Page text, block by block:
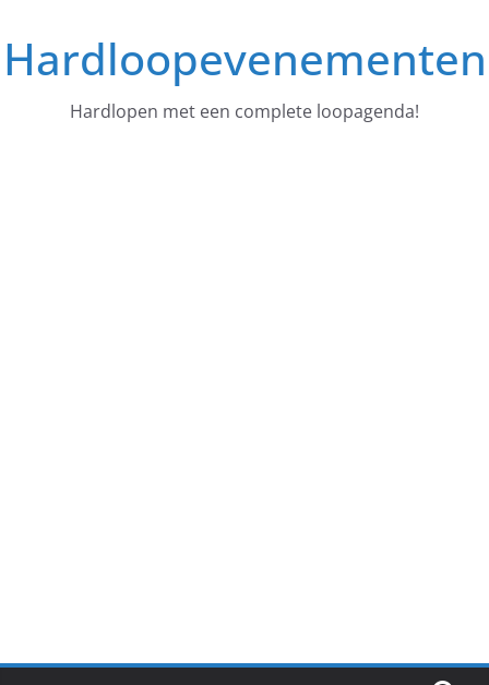
naar
deHardloopevenementen
Hardlopen met een complete loopagenda!